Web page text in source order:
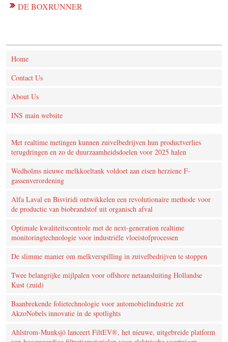
DE BOXRUNNER
Home
Contact Us
About Us
INS main website
Met realtime metingen kunnen zuivelbedrijven hun productverlies
terugdringen en zo de duurzaamheidsdoelen voor 2025 halen
Wedholms nieuwe melkkoeltank voldoet aan eisen herziene F-
gassenverordening
Alfa Laval en Bisviridi ontwikkelen een revolutionaire methode voor
de productie van biobrandstof uit organisch afval
Optimale kwaliteitscontrole met de next-generation realtime
monitoringtechnologie voor industriële vloeistofprocessen
De slimme manier om melkverspilling in zuivelbedrijven te stoppen
Twee belangrijke mijlpalen voor offshore netaansluiting Hollandse
Kust (zuid)
Baanbrekende folietechnologie voor automobielindustrie zet
AkzoNobels innovatie in de spotlights
Ahlstrom-Munksjö lanceert FiltEV®, het nieuwe, uitgebreide platform